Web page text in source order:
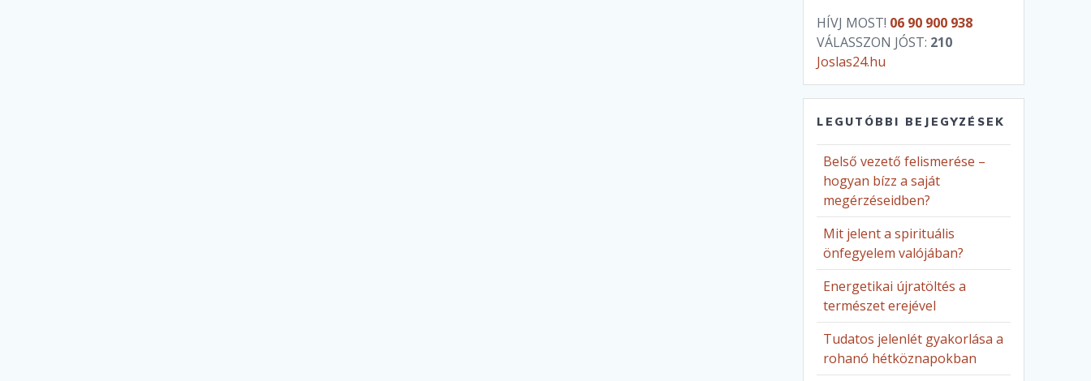
HÍVJ MOST! 06 90 900 938
VÁLASSZON JÓST: 210
Joslas24.hu
LEGUTÓBBI BEJEGYZÉSEK
Belső vezető felismerése –
hogyan bízz a saját
megérzéseidben?
Mit jelent a spirituális
önfegyelem valójában?
Energetikai újratöltés a
természet erejével
Tudatos jelenlét gyakorlása a
rohanó hétköznapokban